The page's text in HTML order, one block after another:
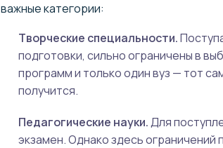
важные категории:
Творческие специальности.
подготовки, сильно ограничены в
программ и только один вуз — тот
получится.
Педагогические науки.Для
экзамен. Однако здесь ограничений